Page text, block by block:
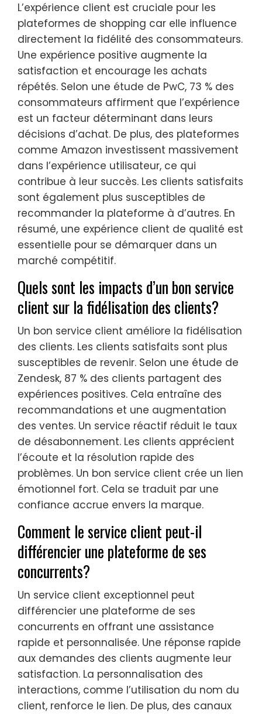
L’expérience client est cruciale pour les
plateformes de shopping car elle influence
directement la fidélité des consommateurs.
Une expérience positive augmente la
satisfaction et encourage les achats
répétés. Selon une étude de PwC, 73 % des
consommateurs affirment que l’expérience
est un facteur déterminant dans leurs
décisions d’achat. De plus, des plateformes
comme Amazon investissent massivement
dans l’expérience utilisateur, ce qui
contribue à leur succès. Les clients satisfaits
sont également plus susceptibles de
recommander la plateforme à d’autres. En
résumé, une expérience client de qualité est
essentielle pour se démarquer dans un
marché compétitif.
Quels sont les impacts d’un bon service
client sur la fidélisation des clients?
Un bon service client améliore la fidélisation
des clients. Les clients satisfaits sont plus
susceptibles de revenir. Selon une étude de
Zendesk, 87 % des clients partagent des
expériences positives. Cela entraîne des
recommandations et une augmentation
des ventes. Un service réactif réduit le taux
de désabonnement. Les clients apprécient
l’écoute et la résolution rapide des
problèmes. Un bon service client crée un lien
émotionnel fort. Cela se traduit par une
confiance accrue envers la marque.
Comment le service client peut-il
différencier une plateforme de ses
concurrents?
Un service client exceptionnel peut
différencier une plateforme de ses
concurrents en offrant une assistance
rapide et personnalisée. Une réponse rapide
aux demandes des clients augmente leur
satisfaction. La personnalisation des
interactions, comme l’utilisation du nom du
client, renforce le lien. De plus, des canaux